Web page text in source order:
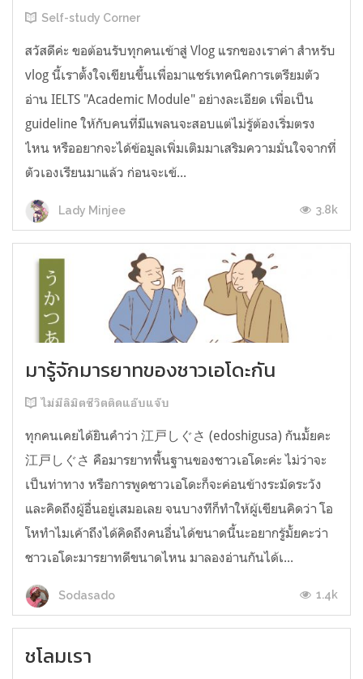
Self-study Corner
สวัสดีค่ะ ขอต้อนรับทุกคนเข้าสู่ Vlog แรกของเราค่า สำหรับ
vlog นี้เราตั้งใจเขียนขึ้นเพื่อมาแชร์เทคนิคการเตรียมตัว
อ่าน IELTS "Academic Module" อย่างละเอียด เพื่อเป็น
guideline ให้กับคนที่มีแพลนจะสอบแต่ไม่รู้ต้องเริ่มตรง
ไหน หรืออยากจะได้ข้อมูลเพิ่มเติมมาเสริมความมั่นใจจากที่
ตัวเองเรียนมาแล้ว ก่อนจะเข้...
Lady Minjee 3.8k
มารู้จักมารยาทของชาวเอโดะกัน
ไม่มีลิมิตชีวิตติดแอ๊บแจ๊บ
ทุกคนเคยได้ยินคำว่า 江戸しぐさ (edoshigusa) กันมั้ยคะ
江戸しぐさ คือมารยาทพื้นฐานของชาวเอโดะค่ะ ไม่ว่าจะ
เป็นท่าทาง หรือการพูดชาวเอโดะก็จะค่อนข้างระมัดระวัง
และคิดถึงผู้อื่นอยู่เสมอเลย จนบางทีก็ทำให้ผู้เขียนคิดว่า โอ
โหทำไมเค้าถึงได้คิดถึงคนอื่นได้ขนาดนี้นะอยากรู้มั้ยคะว่า
ชาวเอโดะมารยาทดีขนาดไหน มาลองอ่านกันได้เ...
Sodasado 1.4k
ชโลมเรา